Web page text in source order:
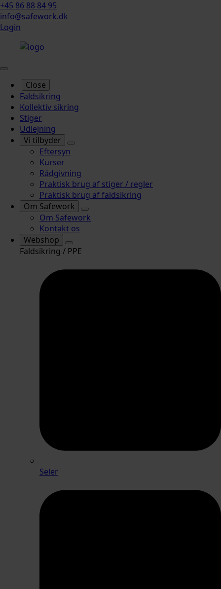
+45 86 88 84 95
info@safework.dk
Login
Close
Faldsikring
Kollektiv sikring
Stiger
Udlejning
Vi tilbyder
Eftersyn
Kurser
Rådgivning
Praktisk brug af stiger / regler
Praktisk brug af faldsikring
Om Safework
Om Safework
Kontakt os
Webshop
Faldsikring / PPE
Seler